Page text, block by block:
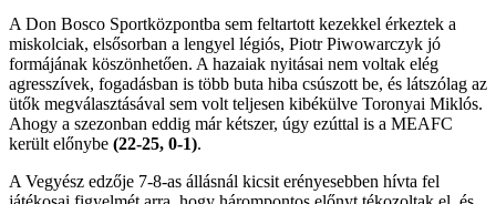
A Don Bosco Sportközpontba sem feltartott kezekkel érkeztek a
miskolciak, elsősorban a lengyel légiós, Piotr Piwowarczyk jó
formájának köszönhetően. A hazaiak nyitásai nem voltak elég
agresszívek, fogadásban is több buta hiba csúszott be, és látszólag az
ütők megválasztásával sem volt teljesen kibékülve Toronyai Miklós.
Ahogy a szezonban eddig már kétszer, úgy ezúttal is a MEAFC
került előnybe (22-25, 0-1).
A Vegyész edzője 7-8-as állásnál kicsit erényesebben hívta fel